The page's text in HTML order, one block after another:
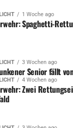
1 Woche ago
Spaghetti-
3 Wochen ago
Senior fällt
4 Wochen ago
Zwei